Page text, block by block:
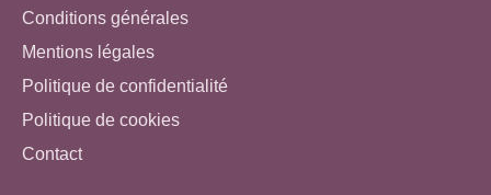
Conditions générales
Mentions légales
Politique de confidentialité
Politique de cookies
Contact